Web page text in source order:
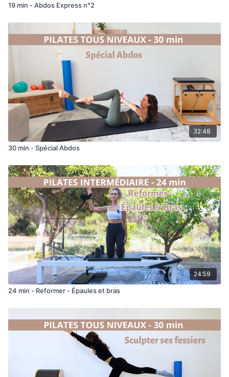
19 min - Abdos Express n°2
32:48
30 min - Spécial Abdos
24:59
24 min - Reformer - Épaules et bras